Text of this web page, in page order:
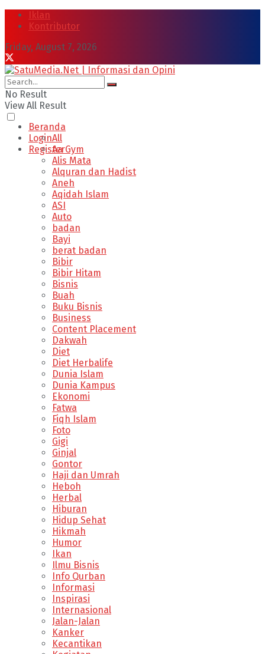
Iklan
Kontributor
Friday, August 7, 2026
No Result
View All Result
Login
Register
Beranda
All
Aa Gym
Alis Mata
Alquran dan Hadist
Aneh
Aqidah Islam
ASI
Auto
badan
Bayi
berat badan
Bibir
Bibir Hitam
Bisnis
Buah
Buku Bisnis
Business
Content Placement
Dakwah
Diet
Diet Herbalife
Dunia Islam
Dunia Kampus
Ekonomi
Fatwa
Fiqh Islam
Foto
Gigi
Ginjal
Gontor
Haji dan Umrah
Heboh
Herbal
Hiburan
Hidup Sehat
Hikmah
Humor
Ikan
Ilmu Bisnis
Info Qurban
Informasi
Inspirasi
Internasional
Jalan-Jalan
Kanker
Kecantikan